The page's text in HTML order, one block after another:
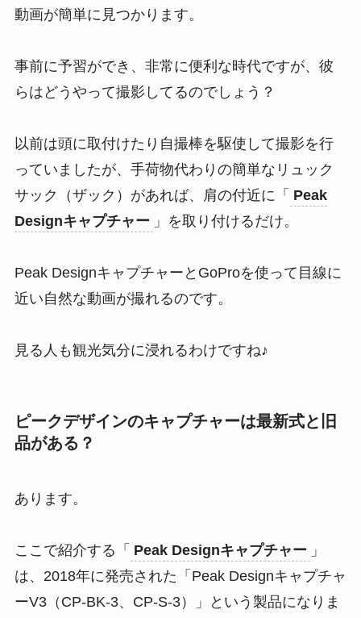
動画が簡単に見つかります。
事前に予習ができ、非常に便利な時代ですが、彼
らはどうやって撮影してるのでしょう？
以前は頭に取付けたり自撮棒を駆使して撮影を行
っていましたが、手荷物代わりの簡単なリュック
サック（ザック）があれば、肩の付近に「 Peak
Designキャプチャー 」を取り付けるだけ。
Peak DesignキャプチャーとGoProを使って目線に
近い自然な動画が撮れるのです。
見る人も観光気分に浸れるわけですね♪
ピークデザインのキャプチャーは最新式と旧
品がある？
あります。
ここで紹介する「 Peak Designキャプチャー 」
は、2018年に発売された「Peak Designキャプチャ
ーV3（CP-BK-3、CP-S-3）」という製品になりま